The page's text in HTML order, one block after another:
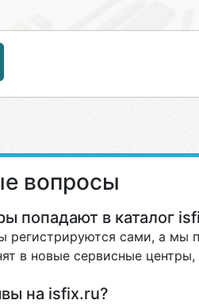
вопросы
попадают в каталог
регистрируются сами, а мы
в новые сервисные центры,
на isfix.ru?